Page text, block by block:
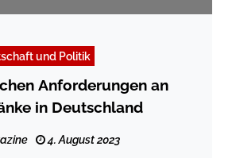
und Politik
Anforderungen an
in Deutschland
4. August 2023